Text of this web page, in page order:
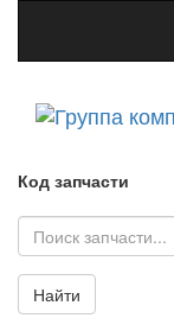
Код запчасти
Найти